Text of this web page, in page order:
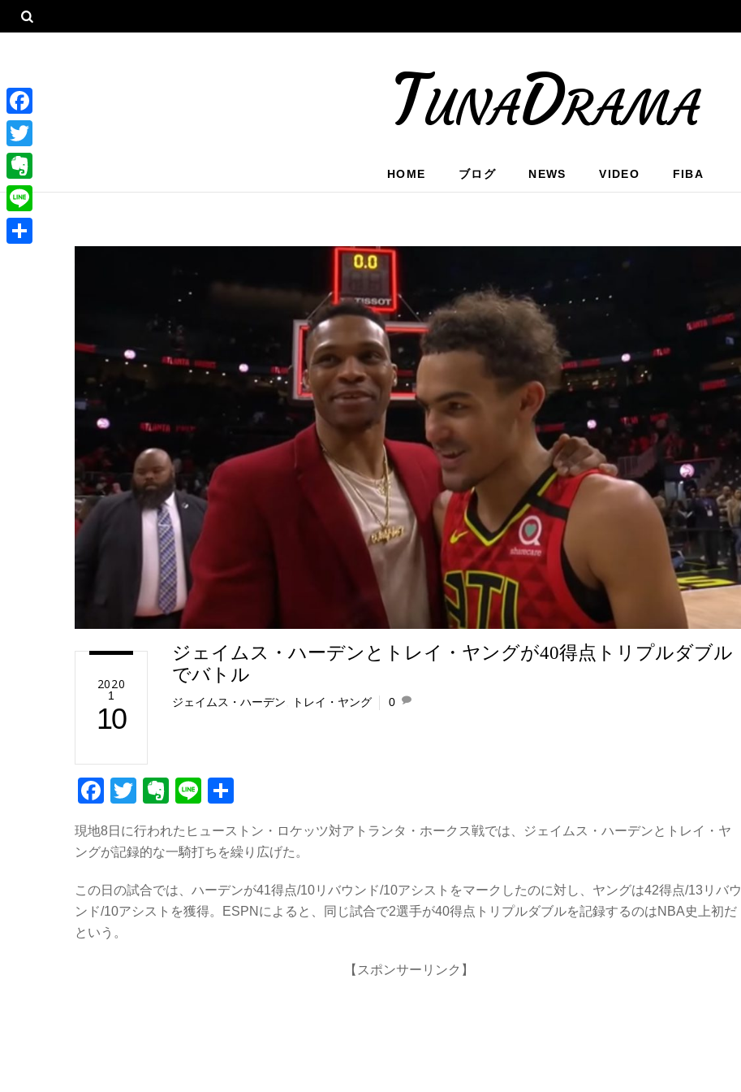
TunaDrama
HOME ブログ NEWS VIDEO FIBA
2020
1
10
ジェイムス・ハーデンとトレイ・ヤングが40得点トリプルダブル
でバトル
ジェイムス・ハーデン トレイ・ヤング 0
F
c
e
b
o
o
T
tt
er
E
er
ot
e
Li
e
現地8日に行われたヒューストン・ロケッツ対アトランタ・ホークス戦では、ジェイムス・ハーデンとトレイ・ヤ
ングが記録的な一騎打ちを繰り広げた。
この日の試合では、ハーデンが41得点/10リバウンド/10アシストをマークしたのに対し、ヤングは42得点/13リバウ
ンド/10アシストを獲得。ESPNによると、同じ試合で2選手が40得点トリプルダブルを記録するのはNBA史上初だ
という。
【スポンサーリンク】
F
a
c
e
b
T
w
i
E
v
e
L